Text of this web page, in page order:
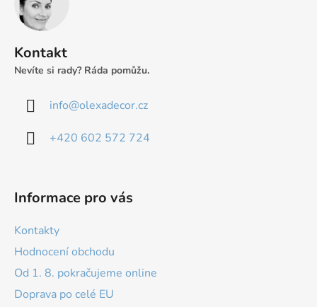
Kontakt
Nevíte si rady? Ráda pomůžu.
info@olexadecor.cz
+420 602 572 724
Informace pro vás
Kontakty
Hodnocení obchodu
Od 1. 8. pokračujeme online
Doprava po celé EU